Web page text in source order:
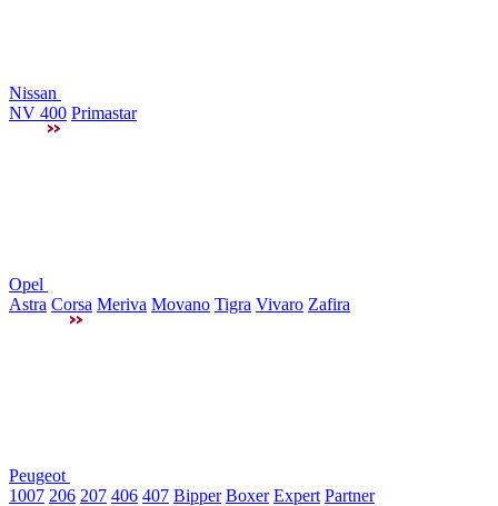
Nissan
NV 400 Primastar
Opel
Astra Corsa Meriva Movano Tigra Vivaro Zafira
Peugeot
1007 206 207 406 407 Bipper Boxer Expert Partner